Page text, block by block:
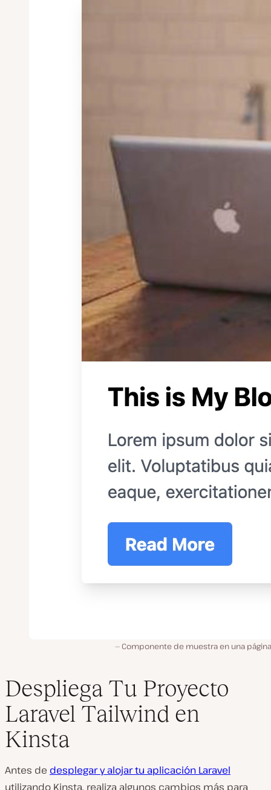
Componente de muestra en una
Despliega Tu Proyecto
Laravel Tailwind en
Kinsta
Antes de desplegar y alojar tu aplicación Laravel
utilizando Kinsta, realiza algunos cambios más para